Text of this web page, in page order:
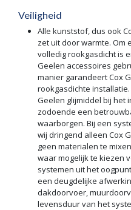
Veiligheid
Alle kunststof, dus ook
zet uit door warmte. Om
volledig rookgasdicht is
Geelen accessoires
manier garandeert Cox
rookgasdichte
Geelen glijmiddel bij het
zodoende een
waarborgen. Bij een
wij dringend alleen Cox
geen materialen te
waar mogelijk te kiezen
systemen uit het
een deugdelijke
dakdoorvoer,
levensduur van het